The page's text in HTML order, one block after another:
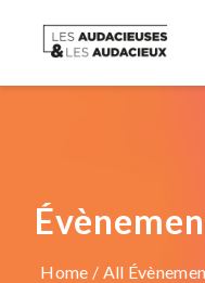
Home / All